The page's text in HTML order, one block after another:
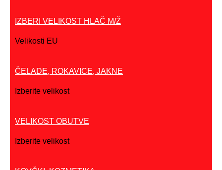
IZBERI VELIKOST HLAČ M/Ž
Velikosti EU
ČELADE, ROKAVICE, JAKNE
Izberite velikost
VELIKOST OBUTVE
Izberite velikost